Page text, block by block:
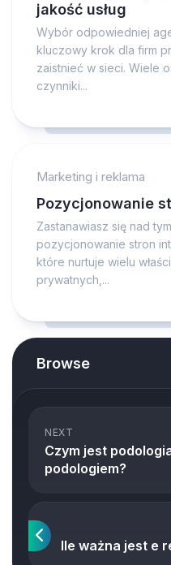
jakość usług
Wybór odpowiedniej
kluczowy krok dla firm
zaistnieć w sieci. Wiele
czynniki...
Marketing i reklama
Pozycjonowanie
Zastanawiasz się nad
pozycjonowanie stron
które nurtuje wielu
prywatnych,...
Browse
NEXT
Czym jest
podologiem?
Ile ważna jest e